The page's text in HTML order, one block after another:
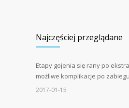
Najczęściej przeglądane
Etapy gojenia się rany po
możliwe komplikacje po zabiegu
2017-01-15